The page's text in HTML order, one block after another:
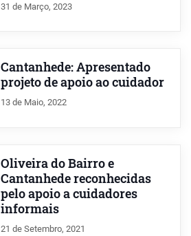
31 de Março, 2023
Cantanhede: Apresentado
projeto de apoio ao cuidador
13 de Maio, 2022
Oliveira do Bairro e
Cantanhede reconhecidas
pelo apoio a cuidadores
informais
21 de Setembro, 2021